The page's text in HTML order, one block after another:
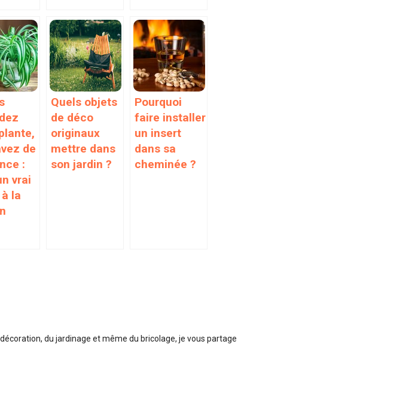
de
:
vrai
la
Quels objets
de déco
originaux
mettre dans
son jardin ?
Pourquoi
faire installer
un insert
dans sa
cheminée ?
du jardinage et même du bricolage, je vous partage